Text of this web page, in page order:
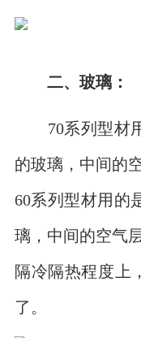
二、玻璃：
70系列型材用
的玻璃，中间的
60系列型材用的
璃，中间的空气
隔冷隔热程度上
了。